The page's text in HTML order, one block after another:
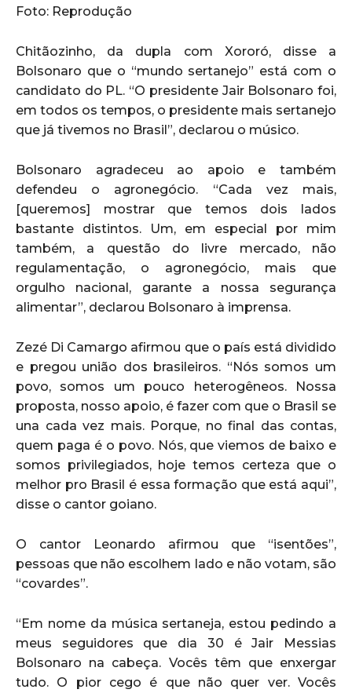
Foto: Reprodução
Chitãozinho, da dupla com Xororó, disse a
Bolsonaro que o “mundo sertanejo” está com o
candidato do PL. “O presidente Jair Bolsonaro foi,
em todos os tempos, o presidente mais sertanejo
que já tivemos no Brasil”, declarou o músico.
Bolsonaro agradeceu ao apoio e também
defendeu o agronegócio. “Cada vez mais,
[queremos] mostrar que temos dois lados
bastante distintos. Um, em especial por mim
também, a questão do livre mercado, não
regulamentação, o agronegócio, mais que
orgulho nacional, garante a nossa segurança
alimentar”, declarou Bolsonaro à imprensa.
Zezé Di Camargo afirmou que o país está dividido
e pregou união dos brasileiros. “Nós somos um
povo, somos um pouco heterogêneos. Nossa
proposta, nosso apoio, é fazer com que o Brasil se
una cada vez mais. Porque, no final das contas,
quem paga é o povo. Nós, que viemos de baixo e
somos privilegiados, hoje temos certeza que o
melhor pro Brasil é essa formação que está aqui”,
disse o cantor goiano.
O cantor Leonardo afirmou que “isentões”,
pessoas que não escolhem lado e não votam, são
“covardes”.
“Em nome da música sertaneja, estou pedindo a
meus seguidores que dia 30 é Jair Messias
Bolsonaro na cabeça. Vocês têm que enxergar
tudo. O pior cego é que não quer ver. Vocês